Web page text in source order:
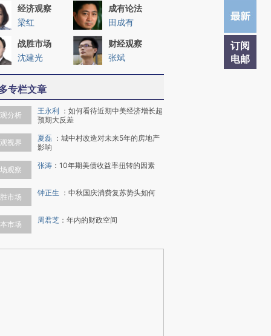
订阅
电邮
经济观察
梁红
成有论法
田成有
战胜市场
沈建光
财经观察
张斌
专栏文章
分析 王永利 ： 如何看待近期中美经济增长超
预期大反差
视界 夏磊 ： 城中村改造对未来5年的房地产
影响
观察 张涛 ： 10年期美债收益率扭转的因素
市场 钟正生 ： 中秋国庆消费复苏势头如何
市场 周君芝 ： 年内的财政空间